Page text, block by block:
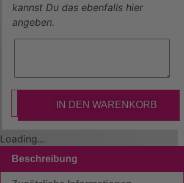
kannst Du das ebenfalls hier
angeben.
IN DEN WARENKORB
Loading...
Beschreibung